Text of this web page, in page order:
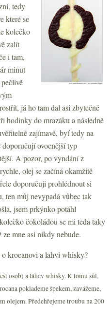
tedy
které se
kolečko
zalít
i tam,
minut
já ho tam dal asi zbytečně
hodinky do mrazáku a následně
zajímavě, byť tedy na
ovocnější typ
A pozor, po vyndání z
olej se začíná okamžitě
doporučuji prohlédnout si
ten můj nevypadá vůbec tak
jsem prkýnko potáhl
čokoládou se mi teda taky
mne asi nikdy nebude.
krocanovi a lahvi whisky?
osob) a láhev whisky. K tomu sůl,
poklademe špekem, zavážeme,
olejem. Předehřejeme troubu na200